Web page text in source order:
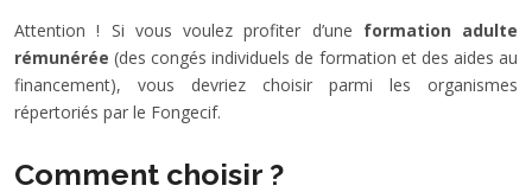
Attention ! Si vous voulez profiter d’une formation adulte
rémunérée (des congés individuels de formation et des aides au
financement), vous devriez choisir parmi les organismes
répertoriés par le Fongecif.
Comment choisir ?